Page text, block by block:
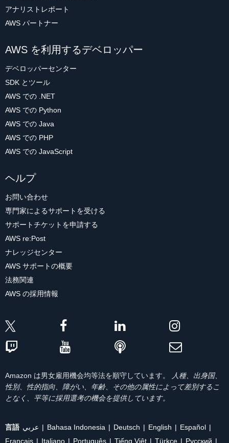
アナリストレポート
AWS パートナー
AWS を利用するデベロッパー
デベロッパーセンター
SDK とツール
AWS での .NET
AWS での Python
AWS での Java
AWS での PHP
AWS での JavaScript
ヘルプ
お問い合わせ
専門家によるサポートを受ける
サポートチケットを申請する
AWS re:Post
ナレッジセンター
AWS サポートの概要
法務関連
AWS の採用情報
Amazon は男女雇用機会均等法を順守しています。
人種、出身国、
性別、性的指向、障がい、年齢、その他の属性によって差別するこ
となく、平等に採用選考の機会を提供しています。
言語 عربي Bahasa Indonesia Deutsch English
Español
Français
Italiano Português Tiếng Việt Türkçe Ρусский